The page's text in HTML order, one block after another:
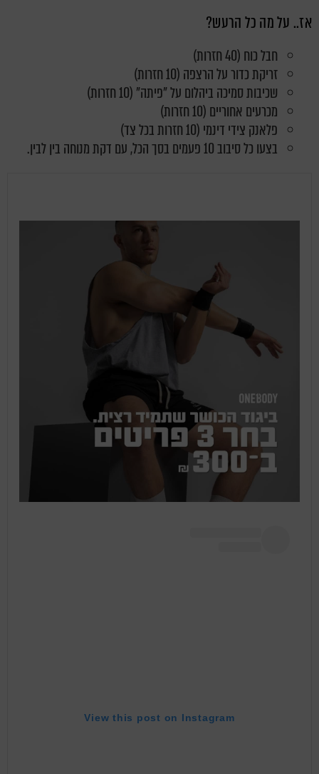
אז.. על מה כל הרעש?
חבל כוח (40 חזרות)
זריקת כדור על הרצפה (10 חזרות)
שכיבות סמיכה ביהלום על "פיתה" (10 חזרות)
מכרעים אחוריים (10 חזרות)
פלאנק צידי דינמי (10 חזרות בכל צד)
בצעו כל סיבוב 10 פעמים בסך הכל, עם דקת מנוחה בין לבין.
View this post on Instagram